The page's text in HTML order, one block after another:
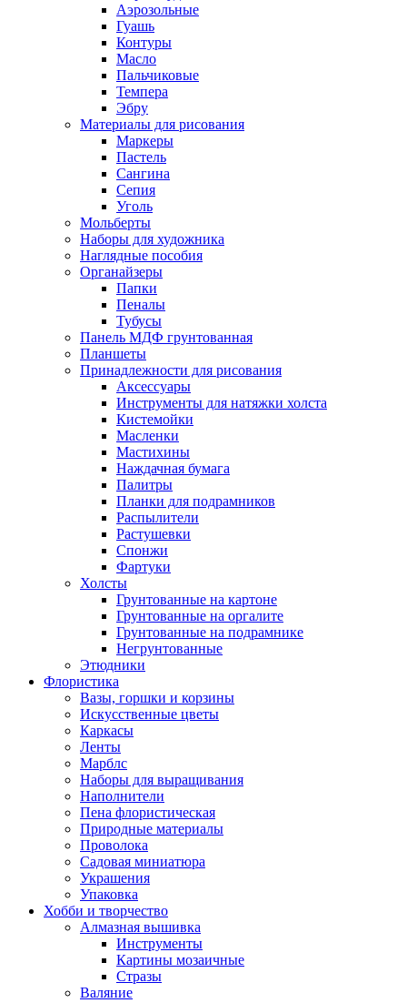
Аэрозольные
Гуашь
Контуры
Масло
Пальчиковые
Темпера
Эбру
Материалы для рисования
Маркеры
Пастель
Сангина
Сепия
Уголь
Мольберты
Наборы для художника
Наглядные пособия
Органайзеры
Папки
Пеналы
Тубусы
Панель МДФ грунтованная
Планшеты
Принадлежности для рисования
Аксессуары
Инструменты для натяжки холста
Кистемойки
Масленки
Мастихины
Наждачная бумага
Палитры
Планки для подрамников
Распылители
Растушевки
Спонжи
Фартуки
Холсты
Грунтованные на картоне
Грунтованные на оргалите
Грунтованные на подрамнике
Негрунтованные
Этюдники
Флористика
Вазы, горшки и корзины
Искусственные цветы
Каркасы
Ленты
Марблс
Наборы для выращивания
Наполнители
Пена флористическая
Природные материалы
Проволока
Садовая миниатюра
Украшения
Упаковка
Хобби и творчество
Алмазная вышивка
Инструменты
Картины мозаичные
Стразы
Валяние